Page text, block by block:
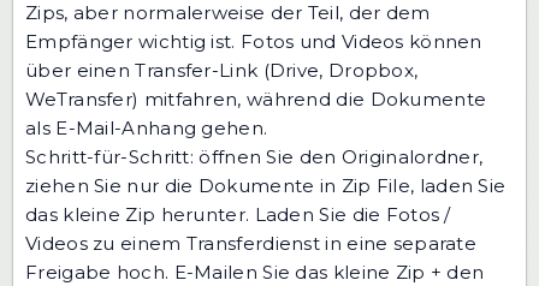
Zips, aber normalerweise der Teil, der dem
Empfänger wichtig ist. Fotos und Videos können
über einen Transfer-Link (Drive, Dropbox,
WeTransfer) mitfahren, während die Dokumente
als E-Mail-Anhang gehen.
Schritt-für-Schritt: öffnen Sie den Originalordner,
ziehen Sie nur die Dokumente in Zip File, laden Sie
das kleine Zip herunter. Laden Sie die Fotos /
Videos zu einem Transferdienst in eine separate
Freigabe hoch. E-Mailen Sie das kleine Zip + den